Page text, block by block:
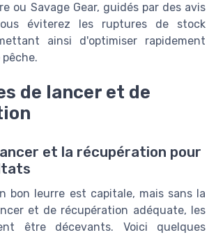
ou Savage Gear, guidés par des avis
éviterez les ruptures de stock
ainsi d'optimiser rapidement
de lancer et de
et la récupération pour
bon leurre est capitale, mais sans la
et de récupération adéquate, les
être décevants. Voici quelques